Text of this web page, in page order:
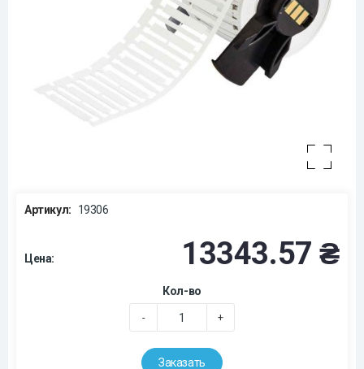
Артикул: 19306
Цена: 13343.57 ₴
Кол-во
- +
Заказать